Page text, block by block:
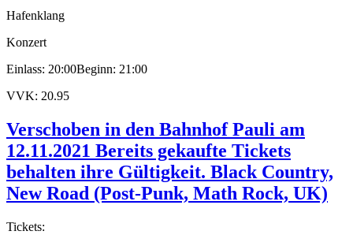
Hafenklang
Konzert
Einlass: 20:00Beginn: 21:00
VVK: 20.95
Verschoben in den Bahnhof Pauli am
12.11.2021 Bereits gekaufte Tickets
behalten ihre Gültigkeit. Black Country,
New Road (Post-Punk, Math Rock, UK)
Tickets: